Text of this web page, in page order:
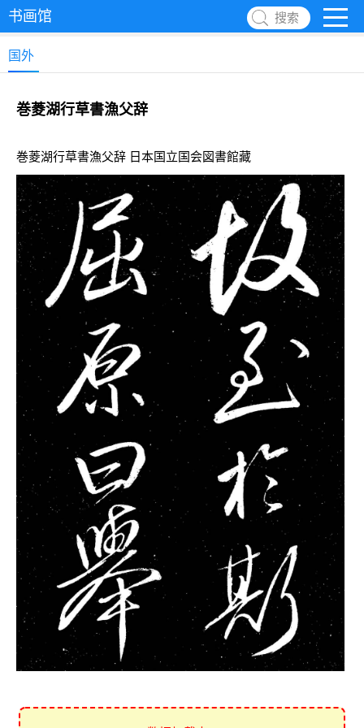
书画馆 搜索
国外
巻菱湖行草書漁父辞
巻菱湖行草書漁父辞 日本国立国会図書館藏